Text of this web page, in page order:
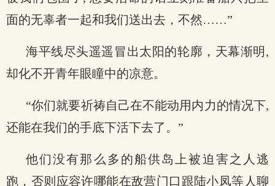
面的无辜者一起和我们送出去，不然……”
海平线尽头遥遥冒出太阳的轮廓，天幕渐明,
却化不开青年眼瞳中的凉意。
“你们就要祈祷自己在不能动用内力的情况下,
还能在我们的手底下活下去了。”
他们没有那么多的船供岛上被迫害之人逃
跑，否则应容许哪能在敌营门口跟陆小凤等人聊